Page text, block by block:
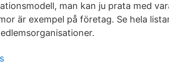
man kan ju prata med
är exempel på företag. Se hela